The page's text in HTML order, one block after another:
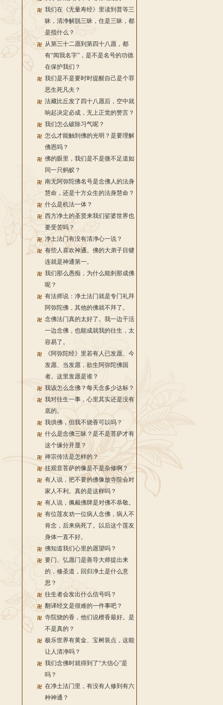
我们在《无量寿经》里读到普等三
昧，清净解脱三昧，住是三昧，都
是指什么？
从第三十二愿到第四十八愿，都
有“闻我名字”，是不是名号的功德
在保护我们？
我们是不是要时时提醒自己是个罪
恶生死凡夫？
法藏比丘发了四十八愿后，空中就
响起决定必成，无上正觉的赞言？
我们怎么破除习气呢？
怎么才能触到佛的光明？是要理解
佛恩吗？
佛的眼里，我们是不是微不足道如
同一只蚂蚁？
南无阿弥陀佛名号是念佛人的法身
慧命，还是十方众生的法身慧命？
什么是机法一体？
西方净土的圣贤来我们娑婆世界也
要受苦吗？
净土法门有没有清净心一说？
有些人喜欢神通。佛的大弟子目犍
连就是神通第一。
我们那么愚痴，为什么能刹那成佛
呢？
有法师说：净土法门就是专门礼拜
阿弥陀佛，其他的佛就不拜了。
念佛法门真的太好了。我一边干活
一边念佛，也能成就我的往生，太
容易了。
《阿弥陀经》里若有人已发愿、今
发愿、当发愿，欲生阿弥陀佛国
者。这里发愿是谁？
我该怎么念佛？每天念多少达标？
我对往生一事，心里其实还是没有
底的。
我供佛，但我不烧香可以吗？
什么是念佛三昧？是不是菩萨才有
这个缘分开显？
禅宗传法是怎样的？
挂观音菩萨的像是不是杂修啊？
有人说，把不要的佛像放寺院会对
家人不利。真的是这样吗？
有人说，佩戴佛牌是对佛不恭敬。
有位莲友劝一位病人念佛，病人不
肯念，后来病死了。以后这个莲友
身体一直不好。
佛知道我们心里的愿望吗？
要门、弘愿门是善导大师提出来
的，修圣道，回归净土是什么意
思？
往生者会发出什么信号吗？
翻译经文是很难的一件事吧？
寺院烧的香，他们说檀香最好。是
不是真的？
极乐世界有黄金、宝树装点，这能
让人清净吗？
我们念佛时就得到了“大信心”是
吗？
在净土法门里，有没有人修到有六
种神通？